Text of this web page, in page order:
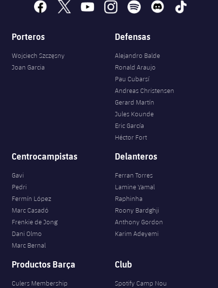
facebook
x youtubeinstagramspotify discord tiktok
Porteros
Wojciech Szczęsny
Joan Garcia
Defensas
Alejandro Balde
Ronald Araujo
Pau Cubarsí
Andreas Christensen
Gerard Martín
Jules Kounde
Eric García
Héctor Fort
Centrocampistas
Gavi
Pedri
Fermín López
Marc Casadó
Frenkie de Jong
Dani Olmo
Marc Bernal
Delanteros
Ferran Torres
Lamine Yamal
Raphinha
Roony Bardghji
Anthony Gordon
Karim Adeyemi
Productos Barça
Culers Membership
Club
Spotify Camp Nou